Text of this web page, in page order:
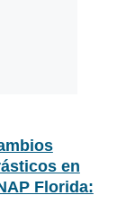
en
Florida: